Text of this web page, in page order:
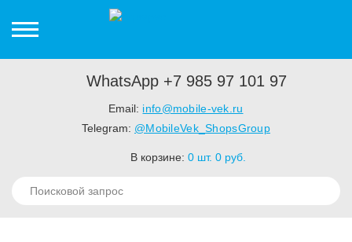
WhatsApp +7 985 97 101 97
Email: info@mobile-vek.ru
Telegram: @MobileVek_ShopsGroup
В корзине: 0шт. 0руб.